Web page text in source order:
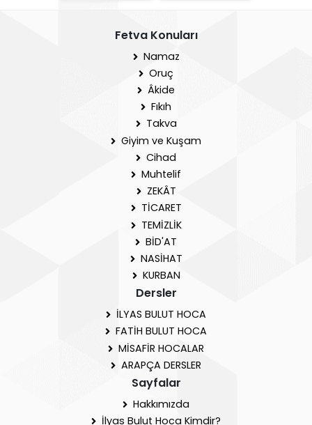
Fetva Konuları
Namaz
Oruç
Âkide
Fıkıh
Takva
Giyim ve Kuşam
Cihad
Muhtelif
ZEKÂT
TİCARET
TEMİZLİK
BİD'AT
NASİHAT
KURBAN
Dersler
İLYAS BULUT HOCA
FATİH BULUT HOCA
MİSAFİR HOCALAR
ARAPÇA DERSLER
Sayfalar
Hakkımızda
İlyas Bulut Hoca Kimdir?